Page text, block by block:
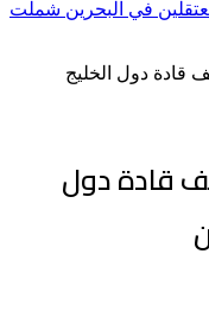
في البحرين شملت
قادة دول الخليج
قادة دول